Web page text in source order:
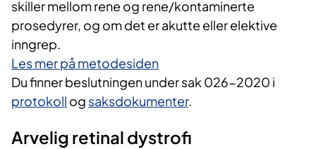
skiller mellom rene og rene/kontaminerte
prosedyrer, og om det er akutte eller elektive
inngrep.
Les mer på metodesiden
Du finner beslutningen under sak 026-2020 i
protokoll og saksdokumenter.
Arvelig retinal dystrofi